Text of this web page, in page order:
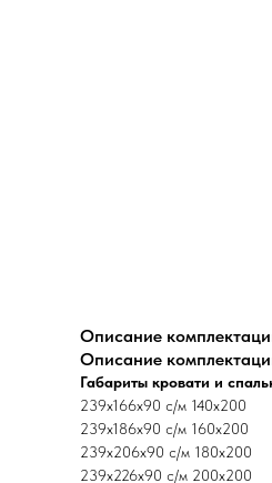
Описание
Описание
Габариты кровати и
239х166х90 с/м 140х200
239х186х90 с/м 160х200
239х206х90 с/м 180х200
239х226х90 с/м 200х200